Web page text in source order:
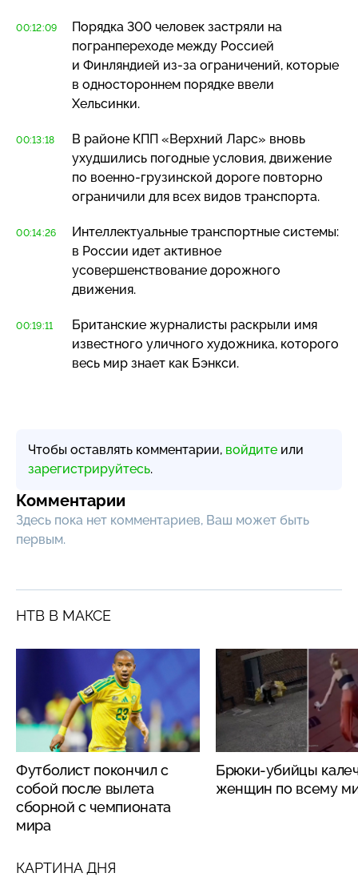
00:12:09
Порядка 300 человек застряли на
погранпереходе между Россией
и Финляндией из-за ограничений, которые
в одностороннем порядке ввели
Хельсинки.
00:13:18
В районе КПП «Верхний Ларс» вновь
ухудшились погодные условия, движение
по военно-грузинской дороге повторно
ограничили для всех видов транспорта.
00:14:26
Интеллектуальные транспортные системы:
в России идет активное
усовершенствование дорожного
движения.
00:19:11
Британские журналисты раскрыли имя
известного уличного художника, которого
весь мир знает как Бэнкси.
Чтобы оставлять комментарии, войдите или
зарегистрируйтесь.
Комментарии
Здесь пока нет комментариев, Ваш может быть
первым.
НТВ В МАКСЕ
Футболист покончил с
собой после вылета
сборной с чемпионата
мира
Брюки-убийцы
женщин по всему
КАРТИНА ДНЯ